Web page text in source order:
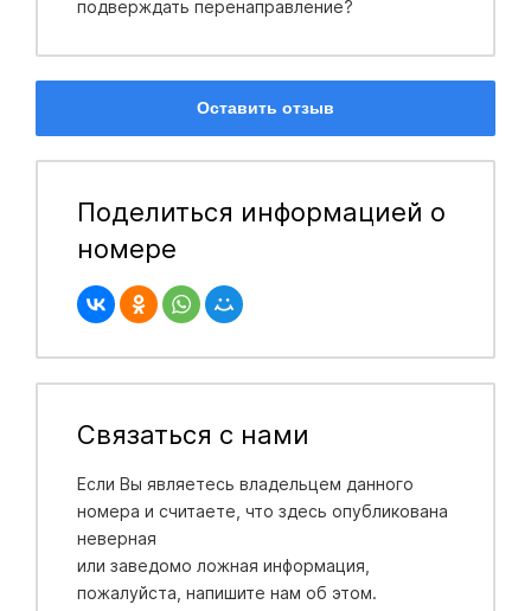
подверждать перенаправление?
Оставить отзыв
Поделиться информацией о
номере
Связаться с нами
Если Вы являетесь владельцем данного
номера и считаете, что здесь опубликована
неверная
или заведомо ложная информация,
пожалуйста, напишите нам об этом.